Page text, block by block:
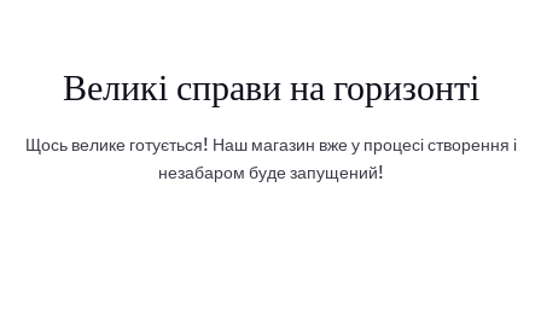
Великі справи на горизонті
Щось велике готується! Наш магазин вже у процесі створення і
незабаром буде запущений!